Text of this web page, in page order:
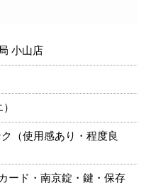
小山店
（使用感あり・程度良
ード・南京錠・鍵・保存